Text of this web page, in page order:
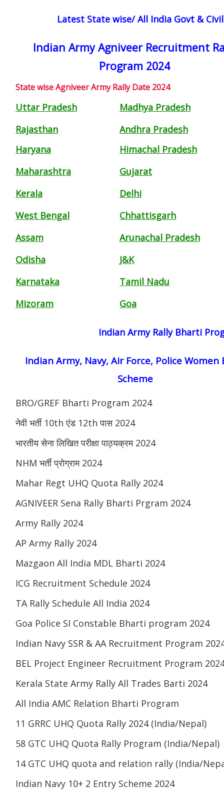
Latest State wise/ All India Govt &
Indian Army Agniveer Recruitment
Program 2024
State wise Agniveer Army Rally Date 2024
Uttar Pradesh
Madhya Pradesh
Rajasthan
Andhra Pradesh
Haryana
Himachal Pradesh
Maharashtra
Gujarat
Kerala
Delhi
West Bengal
Chhattisgarh
Assam
Arunachal Pradesh
Odisha
J&K
Karnataka
Tamil Nadu
Mizoram
Goa
Indian Army Rally Bharti
Indian Army, Navy, Air Force, Police Women
Scheme
BRO/GREF Bharti Program 2024
नेवी भर्ती 10th एंड 12th पास 2024
भारतीय सेना लिखित परीक्षा पाठ्यक्रम 2024
NHM भर्ती प्रोग्राम 2024
Mahar Regt UHQ Quota Rally 2024
AGNIVEER Sena Rally Bharti Prgram 2024
Army Rally 2024
AP Army Rally 2024
Mazgaon All India MDL Bharti 2024
ICG Recruitment Schedule 2024
TA Rally Schedule All India 2024
Goa Police SI Constable Bharti program 2024
Indian Navy SSR & AA Recruitment Program
BEL Project Engineer Recruitment Program
Kerala State Army Rally All Trades Barti 2024
All India AMC Relation Bharti Program
11 GRRC UHQ Quota Rally 2024 (India/Nepal)
58 GTC UHQ Quota Rally Program (India/Nepal)
14 GTC UHQ quota and relation rally (India/
Indian Navy 10+ 2 Entry Scheme 2024